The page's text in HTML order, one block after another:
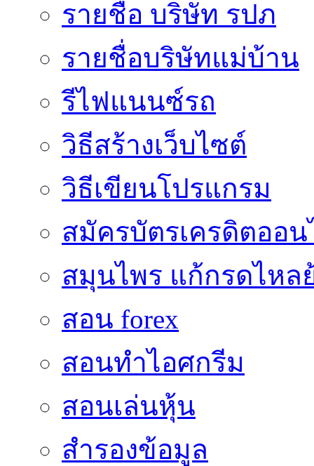
รายชื่อ บริษัท รปภ
รายชื่อบริษัทแม่บ้าน
รีไฟแนนซ์รถ
วิธีสร้างเว็บไซต์
วิธีเขียนโปรแกรม
สมัครบัตรเครดิตออ
สมุนไพร แก้กรดไหล
สอน forex
สอนทำไอศกรีม
สอนเล่นหุ้น
สำรองข้อมูล